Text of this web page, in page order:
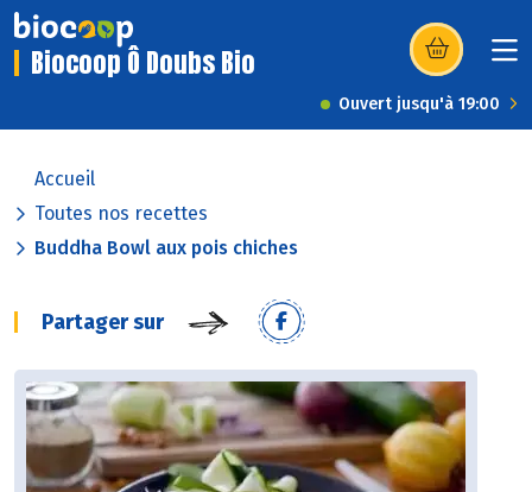
Biocoop Ô Doubs Bio (s’ouvre dans
Ouvert jusqu'à 19:00
Accueil
Toutes nos recettes
Buddha Bowl aux pois chiches
Partager sur